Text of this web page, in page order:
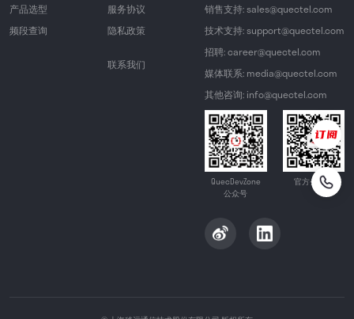
产品选型
频段查询
服务协议
隐私政策
联系我们
销售支持: sales@quectel.com
技术支持: support@quectel.com
招聘: career@quectel.com
媒体联系: media@quectel.com
其他咨询: info@quectel.com
QuecDevZone
公众号
官方公众号